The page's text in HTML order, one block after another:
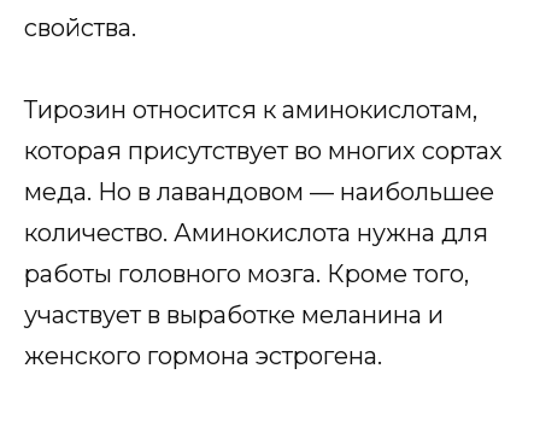
свойства.
Тирозин относится к аминокислотам,
которая присутствует во многих сортах
меда. Но в лавандовом — наибольшее
количество. Аминокислота нужна для
работы головного мозга. Кроме того,
участвует в выработке меланина и
женского гормона эстрогена.